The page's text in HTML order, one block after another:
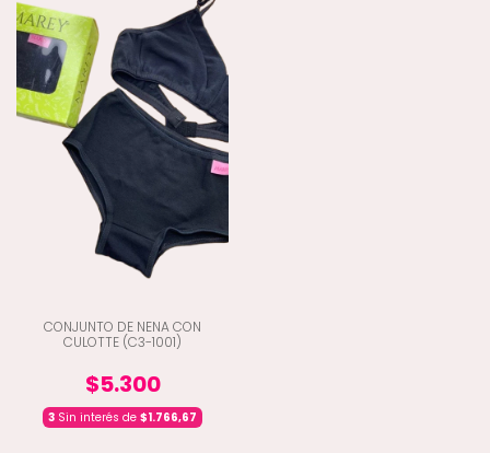
CONJUNTO DE NENA CON
CULOTTE (C3-1001)
$5.300
3 Sin interés de $1.766,67